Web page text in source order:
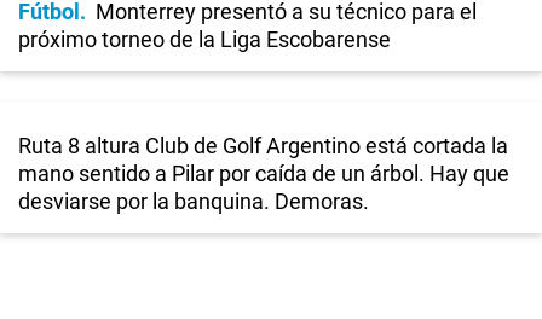
Fútbol
Monterrey presentó a su técnico para el
próximo torneo de la Liga Escobarense
Ruta 8 altura Club de Golf Argentino está cortada la
mano sentido a Pilar por caída de un árbol. Hay que
desviarse por la banquina. Demoras.